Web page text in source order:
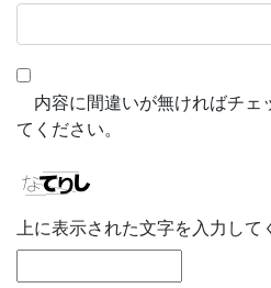
内容に間違いが無ければチェ
てください。
上に表示された文字を入力して